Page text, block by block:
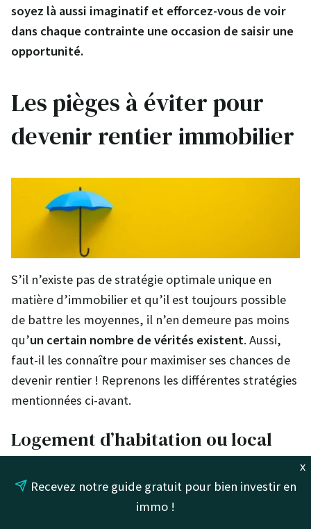
soyez là aussi imaginatif et efforcez-vous de voir
dans chaque contrainte une occasion de saisir une
opportunité.
Les pièges à éviter pour
devenir rentier immobilier
S’il n’existe pas de stratégie optimale unique en
matière d’immobilier et qu’il est toujours possible
de battre les moyennes, il n’en demeure pas moins
qu’un certain nombre de vérités existent. Aussi,
faut-il les connaître pour maximiser ses chances de
devenir rentier ! Reprenons les différentes stratégies
mentionnées ci-avant.
Logement d’habitation ou local
commercial ?
Gérer un bien à usage commercial (un commerce ou
x
Recevez notre guide gratuit pour bien investir en
immo !